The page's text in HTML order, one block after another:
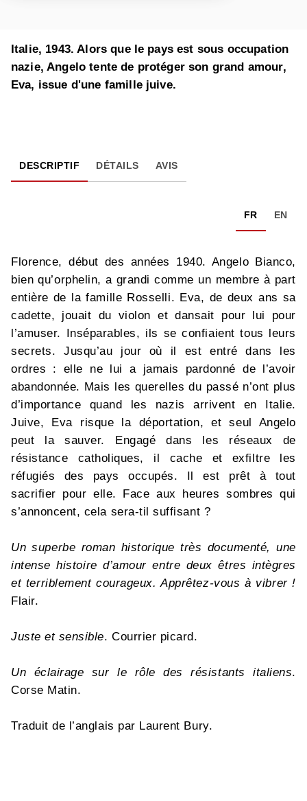
Italie, 1943. Alors que le pays est sous occupation
nazie, Angelo tente de protéger son grand amour,
Eva, issue d'une famille juive.
DESCRIPTIF DÉTAILS AVIS
FR EN
Florence, début des années 1940. Angelo Bianco,
bien qu’orphelin, a grandi comme un membre à part
entière de la famille Rosselli. Eva, de deux ans sa
cadette, jouait du violon et dansait pour lui pour
l’amuser. Inséparables, ils se confiaient tous leurs
secrets. Jusqu’au jour où il est entré dans les
ordres : elle ne lui a jamais pardonné de l’avoir
abandonnée. Mais les querelles du passé n’ont plus
d’importance quand les nazis arrivent en Italie.
Juive, Eva risque la déportation, et seul Angelo
peut la sauver. Engagé dans les réseaux de
résistance catholiques, il cache et exfiltre les
réfugiés des pays occupés. Il est prêt à tout
sacrifier pour elle. Face aux heures sombres qui
s’annoncent, cela sera-til suffisant ?
Un superbe roman historique très documenté, une
intense histoire d’amour entre deux êtres intègres
et terriblement courageux. Apprêtez-vous à vibrer !
Flair.
Juste et sensible. Courrier picard.
Un éclairage sur le rôle des résistants italiens.
Corse Matin.
Traduit de l’anglais par Laurent Bury.